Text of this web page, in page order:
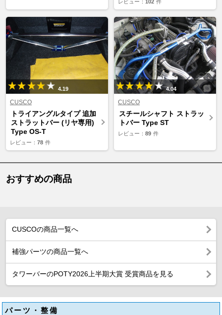
レビュー： 102 件
4.19
CUSCO
トライアングルタイプ 追加
ストラットバー (リヤ専用)
Type OS-T
レビュー： 78 件
4.04
CUSCO
スチールシャフト ストラッ
トバー Type ST
レビュー： 89 件
おすすめの商品
CUSCOの商品一覧へ
補強パーツの商品一覧へ
タワーバーのPOTY2026上半期大賞 受賞商品を見る
パーツ・整備